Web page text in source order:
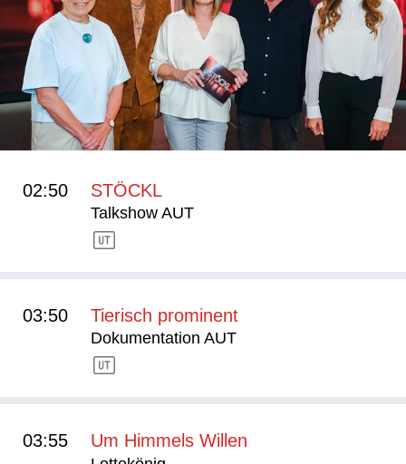
02:50 STÖCKL
Talkshow AUT
03:50 Tierisch prominent
Dokumentation AUT
03:55 Um Himmels Willen